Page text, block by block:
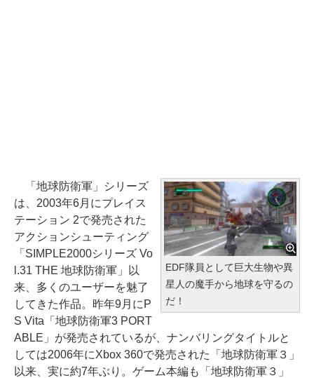
EDF隊員として巨大生物や異
星人の魔手から地球を守るの
だ！
「地球防衛軍」シリーズ
は、2003年6月にプレイス
テーション 2で発売された
アクションシューティング
「SIMPLE2000シリーズ Vo
l.31 THE 地球防衛軍」以
来、多くのユーザーを魅了
してきた作品。昨年9月にP
S Vita「地球防衛軍3 PORT
ABLE」が発売されているが、ナンバリングタイトルと
しては2006年にXbox 360で発売された「地球防衛軍３」
以来、実に約7年ぶり。ゲーム本編も「地球防衛軍３」